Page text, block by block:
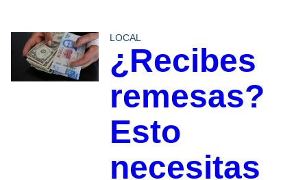
LOCAL
¿Recibes
remesas?
Esto
necesitas